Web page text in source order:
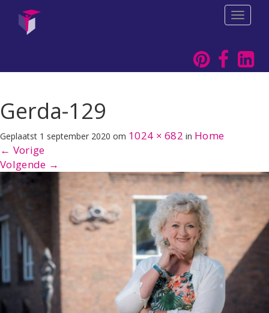
T
o
g
l
e
i
o
Gerda-129
Geplaatst 1 september 2020 om 1024 × 682 in Home
← Vorige
Volgende →